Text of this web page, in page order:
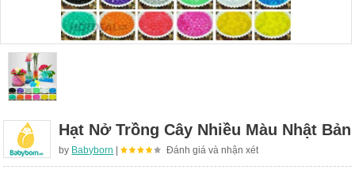
Hạt Nở Trồng Cây Nhiều Màu Nhật Bản
by Babyborn | Đánh giá và nhận xét